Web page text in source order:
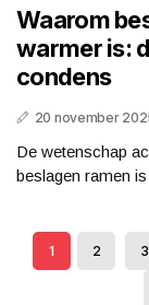
Waarom
warmer is:
condens
20 november
De wetenschap
beslagen ramen
1 2 3